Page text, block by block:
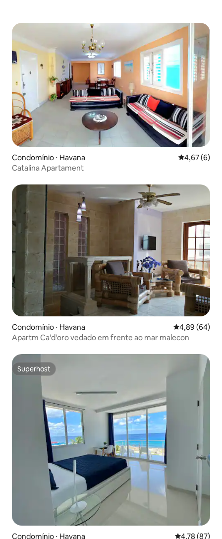
Condomínio ⋅ Havana 4,67 de uma
4,67 (6)
Catalina Apartament
Condomínio ⋅ Havana 4,89 de uma
4,89 (64)
Apartm Ca'd'oro vedado em frente ao mar malecon
Superhost
Superhost
Condomínio ⋅ Havana 4,78 de uma
4,78 (87)